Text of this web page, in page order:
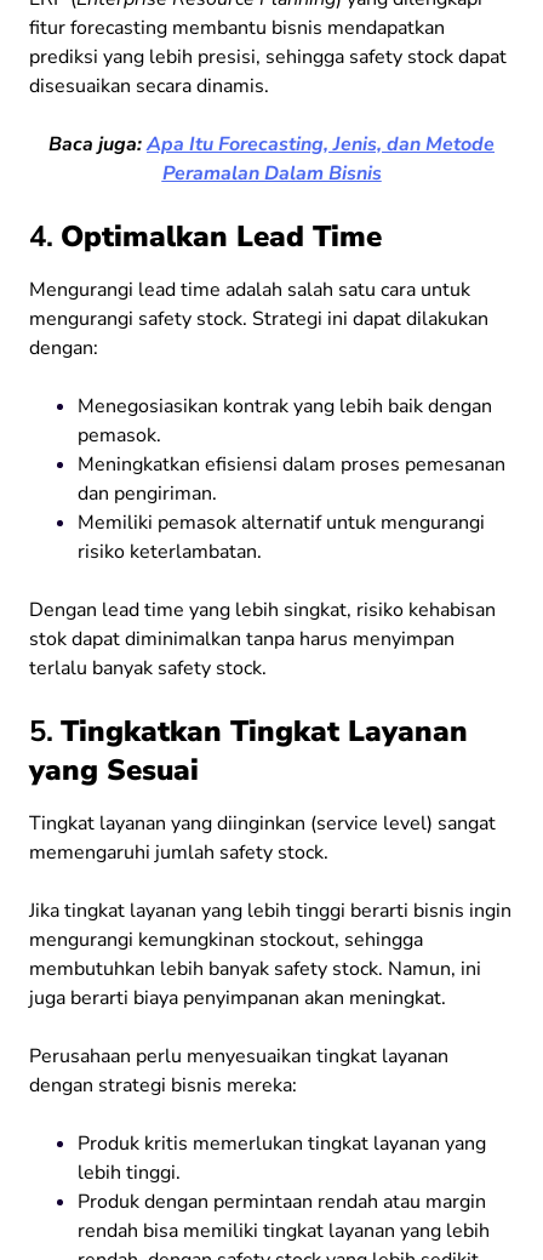
fitur forecasting membantu bisnis mendapatkan
prediksi yang lebih presisi, sehingga safety stock dapat
disesuaikan secara dinamis.
Baca juga:Apa Itu Forecasting, Jenis, dan Metode
Peramalan Dalam Bisnis
4. Optimalkan Lead Time
Mengurangi lead time adalah salah satu cara untuk
mengurangi safety stock. Strategi ini dapat dilakukan
dengan:
Menegosiasikan kontrak yang lebih baik dengan
pemasok.
Meningkatkan efisiensi dalam proses pemesanan
dan pengiriman.
Memiliki pemasok alternatif untuk mengurangi
risiko keterlambatan.
Dengan lead time yang lebih singkat, risiko kehabisan
stok dapat diminimalkan tanpa harus menyimpan
terlalu banyak safety stock.
5. Tingkatkan Tingkat Layanan
yang Sesuai
Tingkat layanan yang diinginkan (service level) sangat
memengaruhi jumlah safety stock.
Jika tingkat layanan yang lebih tinggi berarti bisnis ingin
mengurangi kemungkinan stockout, sehingga
membutuhkan lebih banyak safety stock. Namun, ini
juga berarti biaya penyimpanan akan meningkat.
Perusahaan perlu menyesuaikan tingkat layanan
dengan strategi bisnis mereka:
Produk kritis memerlukan tingkat layanan yang
lebih tinggi.
Produk dengan permintaan rendah atau margin
rendah bisa memiliki tingkat layanan yang lebih